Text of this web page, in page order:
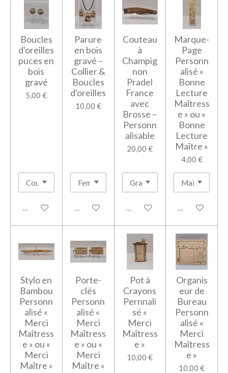
Boucles
d'oreilles
puces en
bois
gravé
5,00 €
Ajouter au panier
Parure
en bois
gravé –
Collier &
Boucles
d'oreilles
10,00 €
Ajouter au panier
Couteau
à
Champig
non
Pradel
France
avec
Brosse –
Personn
alisable
20,00 €
Voir les détails
Marque-
Page
Personn
alisé «
Bonne
Lecture
Maîtress
e » ou «
Bonne
Lecture
Maître »
4,00 €
Ajouter au
Stylo en
Bambou
Personn
alisé «
Merci
Maîtress
e » ou «
Merci
Maître »
Porte-
clés
Personn
alisé «
Merci
Maîtress
e » ou «
Merci
Maître »
Pot à
Crayons
Pernnali
sé «
Merci
Maîtress
e »
10,00 €
Organis
eur de
Bureau
Personn
alisé «
Merci
Maîtress
e »
10,00 €